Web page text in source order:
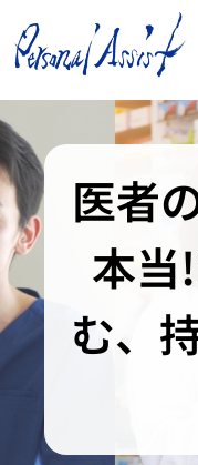
医者
本当
む、